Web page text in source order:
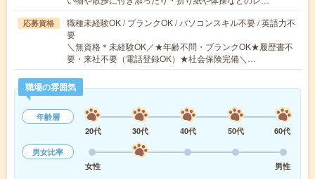
応募資格
職種未経験OK / ブランクOK / パソコンスキル不要 / 英語力不
要
＼無資格＊未経験OK／★年齢不問・ブランクOK★履歴書不
要・来社不要（電話登録OK）★社会保険完備＼…
職場の雰囲気
年齢層
20代
30代 40代 50代
60代
男女比率
女性
男性